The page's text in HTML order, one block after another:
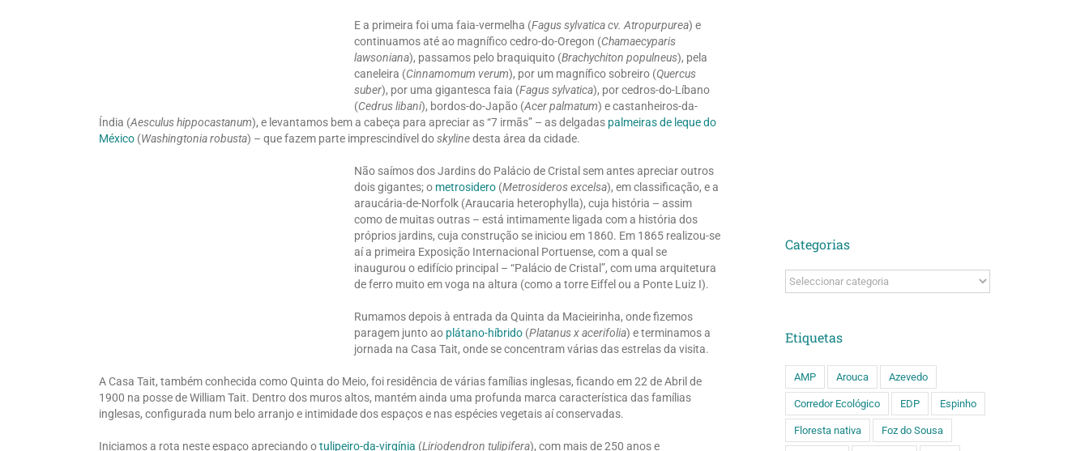
E a primeira foi uma faia-vermelha (Fagus sylvatica cv. Atropurpurea) e
continuamos até ao magnífico cedro-do-Oregon (Chamaecyparis
lawsoniana), passamos pelo braquiquito (Brachychiton populneus), pela
caneleira (Cinnamomum verum), por um magnífico sobreiro (Quercus
suber), por uma gigantesca faia (Fagus sylvatica), por cedros-do-Líbano
(Cedrus libani), bordos-do-Japão (Acer palmatum) e castanheiros-da-
Índia (Aesculus hippocastanum), e levantamos bem a cabeça para apreciar as “7 irmãs” – as delgadas palmeiras de leque do
México (Washingtonia robusta) – que fazem parte imprescindível doskylinedesta área da cidade.
Não saímos dos Jardins do Palácio de Cristal sem antes apreciar outros
dois gigantes; o metrosidero (Metrosideros excelsa), em classificação, e a
araucária-de-Norfolk (Araucaria heterophylla), cuja história – assim
como de muitas outras – está intimamente ligada com a história dos
próprios jardins, cuja construção se iniciou em 1860. Em 1865 realizou-se
aí a primeira Exposição Internacional Portuense, com a qual se
inaugurou o edifício principal – “Palácio de Cristal”, com uma arquitetura
de ferro muito em voga na altura (como a torre Eiffel ou a Ponte Luiz I).
Rumamos depois à entrada da Quinta da Macieirinha, onde fizemos
paragem junto ao plátano-híbrido (Platanus x acerifolia) e terminamos a
jornada na Casa Tait, onde se concentram várias das estrelas da visita.
A Casa Tait, também conhecida como Quinta do Meio, foi residência de várias famílias inglesas, ficando em 22 de Abril de
1900 na posse de William Tait. Dentro dos muros altos, mantém ainda uma profunda marca característica das famílias
inglesas, configurada num belo arranjo e intimidade dos espaços e nas espécies vegetais aí conservadas.
Iniciamos a rota neste espaço apreciando otulipeiro-da-virgínia (Liriodendron tulipifera), com mais de 250 anos e
Categorias
Categorias
Etiquetas
AMP Arouca Azevedo
Corredor Ecológico EDP Espinho
Floresta nativa Foz do Sousa